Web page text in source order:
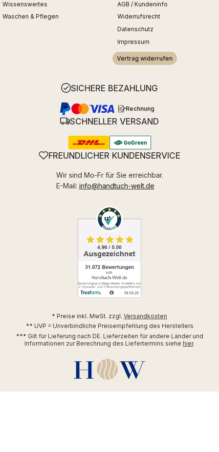
Wissenswertes
Waschen & Pflegen
AGB / Kundeninfo
Widerrufsrecht
Datenschutz
Impressum
Vertrag widerrufen
SICHERE BEZAHLUNG
Rechnung
SCHNELLER VERSAND
FREUNDLICHER KUNDENSERVICE
Wir sind Mo-Fr für Sie erreichbar.
E-Mail: info@handtuch-welt.de
* Preise inkl. MwSt. zzgl. Versandkosten
** UVP = Unverbindliche Preisempfehlung des Herstellers
*** Gilt für Lieferung nach DE. Lieferzeiten für andere Länder und
Informationen zur Berechnung des Liefertermins siehe hier.